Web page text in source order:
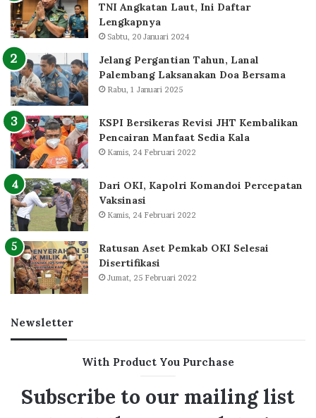
TNI Angkatan Laut, Ini Daftar
Lengkapnya
Sabtu, 20 Januari 2024
Jelang Pergantian Tahun, Lanal
Palembang Laksanakan Doa Bersama
Rabu, 1 Januari 2025
KSPI Bersikeras Revisi JHT Kembalikan
Pencairan Manfaat Sedia Kala
Kamis, 24 Februari 2022
Dari OKI, Kapolri Komandoi Percepatan
Vaksinasi
Kamis, 24 Februari 2022
Ratusan Aset Pemkab OKI Selesai
Disertifikasi
Jumat, 25 Februari 2022
Newsletter
With Product You Purchase
Subscribe to our mailing list